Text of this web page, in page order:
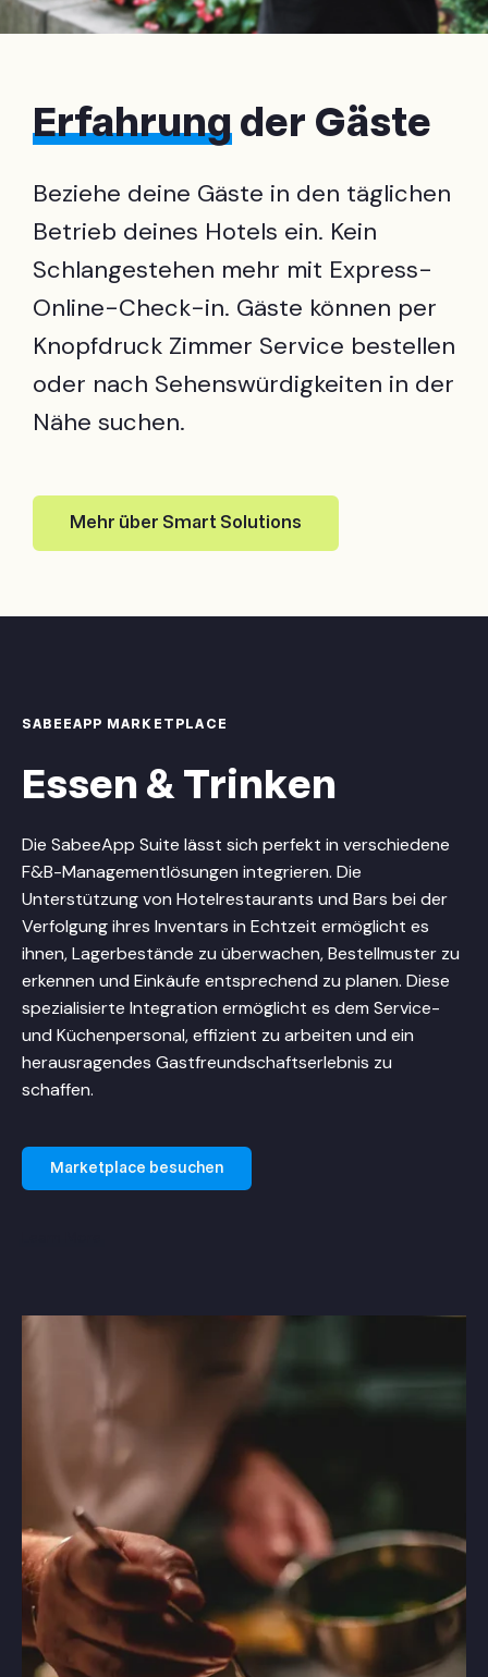
Erfahrungder Gäste
Beziehe deine Gäste in den täglichen
Betrieb deines Hotels ein. Kein
Schlangestehen mehr mit Express-
Online-Check-in. Gäste können per
Knopfdruck Zimmer Service bestellen
oder nach Sehenswürdigkeiten in der
Nähe suchen.
Mehr über Smart Solutions
SABEEAPP MARKETPLACE
Essen & Trinken
Die SabeeApp Suite lässt sich perfekt in verschiedene
F&B-Managementlösungen integrieren. Die
Unterstützung von Hotelrestaurants und Bars bei der
Verfolgung ihres Inventars in Echtzeit ermöglicht es
ihnen, Lagerbestände zu überwachen, Bestellmuster zu
erkennen und Einkäufe entsprechend zu planen. Diese
spezialisierte Integration ermöglicht es dem Service-
und Küchenpersonal, effizient zu arbeiten und ein
herausragendes Gastfreundschaftserlebnis zu
schaffen.
Marketplace besuchen